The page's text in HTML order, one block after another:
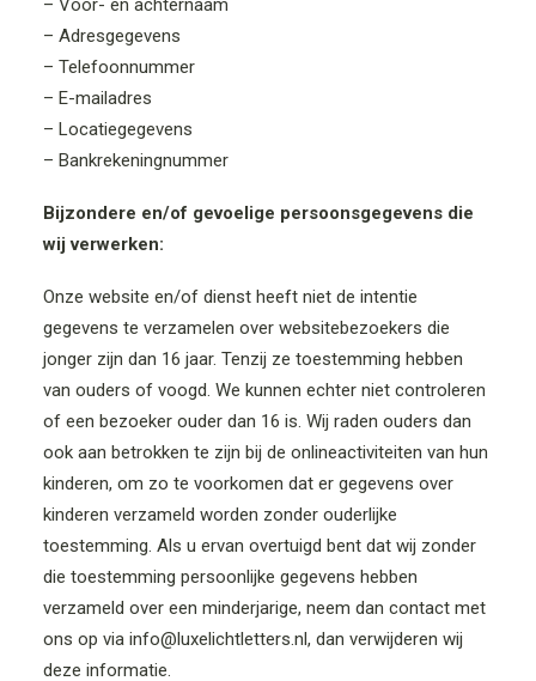
– Voor- en achternaam
– Adresgegevens
– Telefoonnummer
– E-mailadres
– Locatiegegevens
– Bankrekeningnummer
Bijzondere en/of gevoelige persoonsgegevens die
wij verwerken:
Onze website en/of dienst heeft niet de intentie
gegevens te verzamelen over websitebezoekers die
jonger zijn dan 16 jaar. Tenzij ze toestemming hebben
van ouders of voogd. We kunnen echter niet controleren
of een bezoeker ouder dan 16 is. Wij raden ouders dan
ook aan betrokken te zijn bij de onlineactiviteiten van hun
kinderen, om zo te voorkomen dat er gegevens over
kinderen verzameld worden zonder ouderlijke
toestemming. Als u ervan overtuigd bent dat wij zonder
die toestemming persoonlijke gegevens hebben
verzameld over een minderjarige, neem dan contact met
ons op via info@luxelichtletters.nl, dan verwijderen wij
deze informatie.